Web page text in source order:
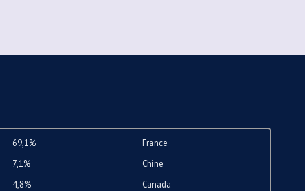
69,1%
France
7,1%
Chine
4,8%
Canada